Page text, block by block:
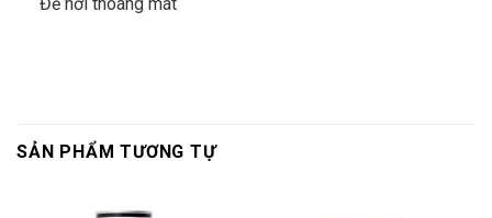
SẢN PHẨM TƯƠNG TỰ